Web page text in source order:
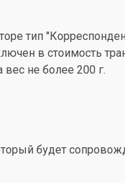
тип
в стоимость
не более 200 г.
будет